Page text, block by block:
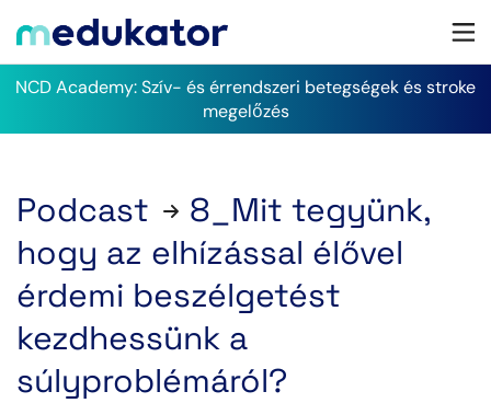
NCD Academy: Szív- és érrendszeri betegségek és stroke
megelőzés
Podcast
8_Mit tegyünk,
hogy az elhízással élővel
érdemi beszélgetést
kezdhessünk a
súlyproblémáról?